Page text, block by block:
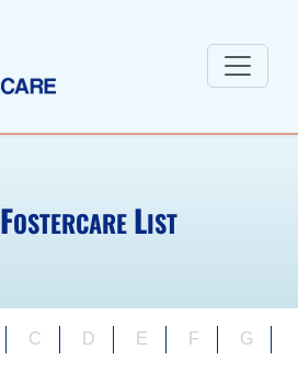
FOSTERCARE LIST
C D E F G